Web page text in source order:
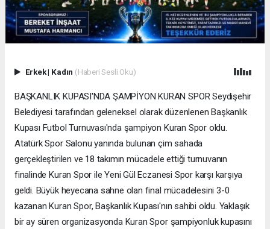
Erkek| Kadın (Haberi Sesli Oku)
BAŞKANLIK KUPASI'NDA ŞAMPİYON KURAN SPOR Seydişehir
Belediyesi tarafından geleneksel olarak düzenlenen Başkanlık
Kupası Futbol Turnuvası'nda şampiyon Kuran Spor oldu.
Atatürk Spor Salonu yanında bulunan çim sahada
gerçekleştirilen ve 18 takımın mücadele ettiği turnuvanın
finalinde Kuran Spor ile Yeni Gül Eczanesi Spor karşı karşıya
geldi. Büyük heyecana sahne olan final mücadelesini 3-0
kazanan Kuran Spor, Başkanlık Kupası'nın sahibi oldu. Yaklaşık
bir ay süren organizasyonda Kuran Spor şampiyonluk kupasını